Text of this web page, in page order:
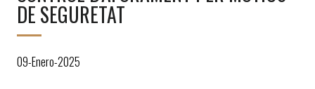
DE SEGURETAT
09-Enero-2025